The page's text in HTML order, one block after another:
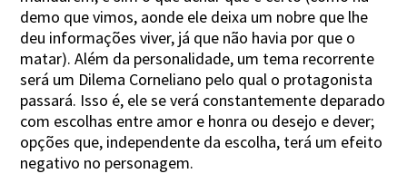
demo que vimos, aonde ele deixa um nobre que lhe
deu informações viver, já que não havia por que o
matar). Além da personalidade, um tema recorrente
será um Dilema Corneliano pelo qual o protagonista
passará. Isso é, ele se verá constantemente deparado
com escolhas entre amor e honra ou desejo e dever;
opções que, independente da escolha, terá um efeito
negativo no personagem.